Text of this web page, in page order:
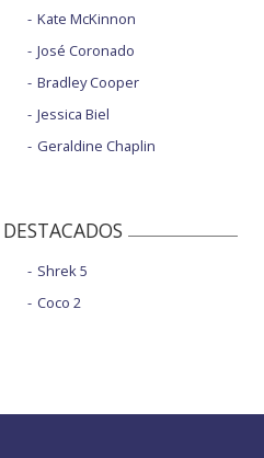
Kate McKinnon
José Coronado
Bradley Cooper
Jessica Biel
Geraldine Chaplin
Shrek 5
Coco 2